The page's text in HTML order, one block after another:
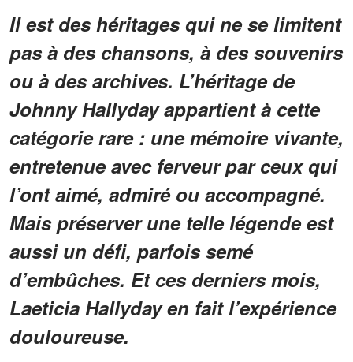
Il est des héritages qui ne se limitent
pas à des chansons, à des souvenirs
ou à des archives. L’héritage de
Johnny Hallyday appartient à cette
catégorie rare : une mémoire vivante,
entretenue avec ferveur par ceux qui
l’ont aimé, admiré ou accompagné.
Mais préserver une telle légende est
aussi un défi, parfois semé
d’embûches. Et ces derniers mois,
Laeticia Hallyday en fait l’expérience
douloureuse.